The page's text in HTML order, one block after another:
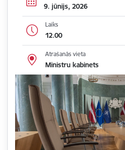
9. jūnijs, 2026
Laiks
12.00
Atrašanās vieta
Ministru kabinets